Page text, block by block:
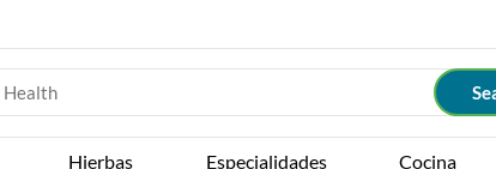
Hierbas
Especialidades
Cocina